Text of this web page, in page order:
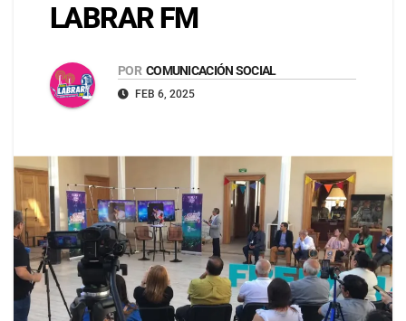
LABRAR FM
POR COMUNICACIÓN SOCIAL
FEB 6, 2025